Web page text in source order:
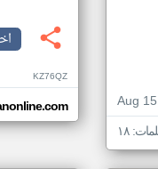
Aug
١٨
KZ76QZ